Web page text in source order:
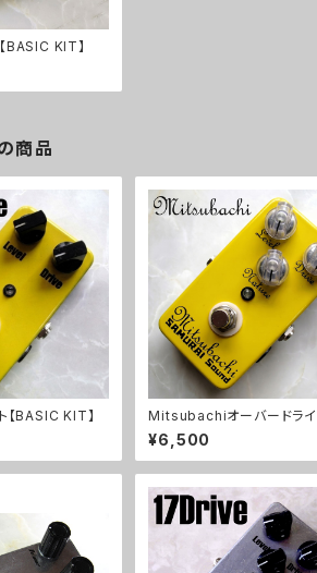
BASIC KIT】
商品
BASIC KIT】
Mitsubachiオーバードライ
ト【BASIC KIT】
¥6,500